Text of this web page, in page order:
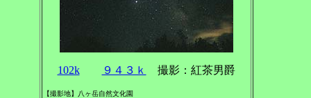
102k ９４３ｋ 撮影：紅茶男爵
【撮影地】八ヶ岳自然文化園